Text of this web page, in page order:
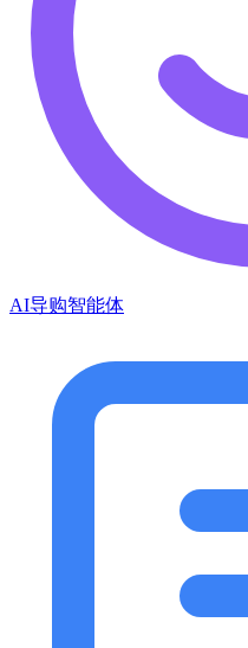
AI导购智能体